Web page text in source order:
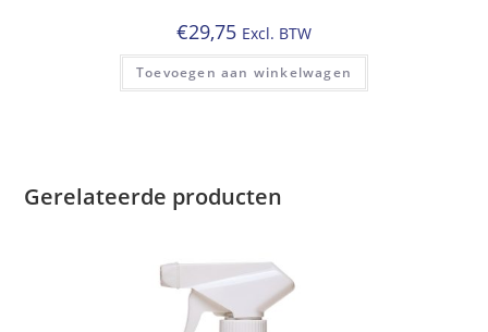
€29,75 Excl. BTW
Toevoegen aan winkelwagen
Gerelateerde producten